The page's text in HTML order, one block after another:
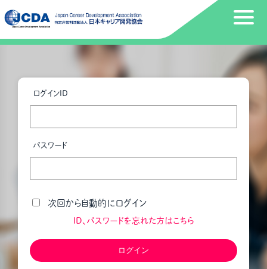
ログインID
パスワード
次回から自動的にログイン
ID、パスワードを忘れた方はこちら